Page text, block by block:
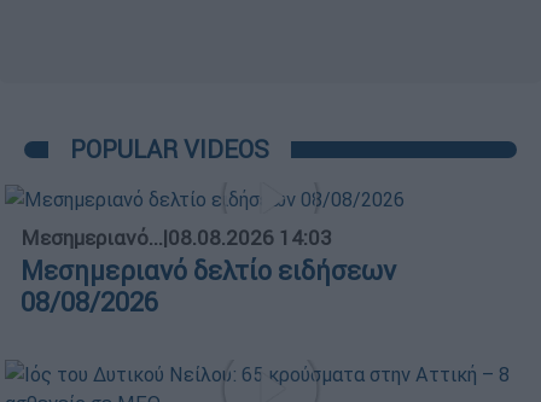
POPULAR VIDEOS
Μεσημεριανό...|08.08.2026 14:03
Μεσημεριανό δελτίο ειδήσεων
08/08/2026